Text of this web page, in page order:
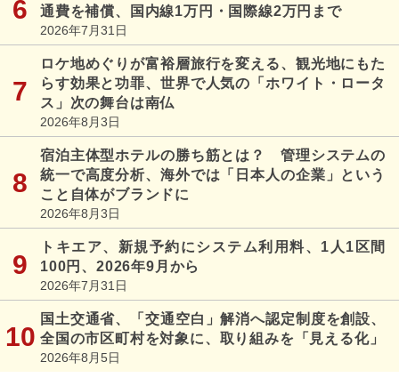
通費を補償、国内線1万円・国際線2万円まで
2026年7月31日
ロケ地めぐりが富裕層旅行を変える、観光地にもた
らす効果と功罪、世界で人気の「ホワイト・ロータ
ス」次の舞台は南仏
2026年8月3日
宿泊主体型ホテルの勝ち筋とは？ 管理システムの
統一で高度分析、海外では「日本人の企業」という
こと自体がブランドに
2026年8月3日
トキエア、新規予約にシステム利用料、1人1区間
100円、2026年9月から
2026年7月31日
国土交通省、「交通空白」解消へ認定制度を創設、
全国の市区町村を対象に、取り組みを「見える化」
2026年8月5日